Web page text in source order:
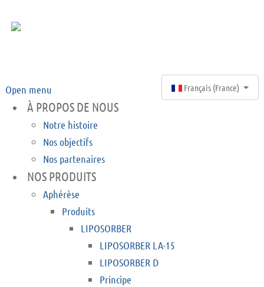
Français (France)
Open menu
À PROPOS DE NOUS
Notre histoire
Nos objectifs
Nos partenaires
NOS PRODUITS
Aphérèse
Produits
LIPOSORBER
LIPOSORBER LA-15
LIPOSORBER D
Principe